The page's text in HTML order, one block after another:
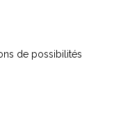
de possibilités